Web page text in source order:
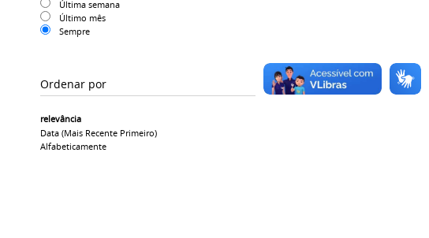
Última semana
Último mês
Sempre
Ordenar por
relevância
Data (mais Recente Primeiro)
Alfabeticamente